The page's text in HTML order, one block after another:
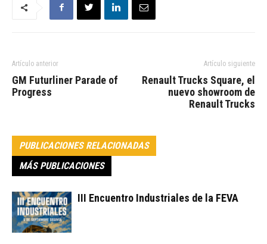
Artículo anterior
GM Futurliner Parade of
Progress
Artículo siguiente
Renault Trucks Square, el
nuevo showroom de
Renault Trucks
PUBLICACIONES RELACIONADAS
MÁS PUBLICACIONES
III Encuentro Industriales de la FEVA